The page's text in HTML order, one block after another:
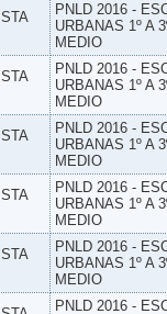
PNLD 2016 -
URBANAS 1º A
MEDIO
PNLD 2016 -
URBANAS 1º A
MEDIO
PNLD 2016 -
URBANAS 1º A
MEDIO
PNLD 2016 -
URBANAS 1º A
MEDIO
PNLD 2016 -
URBANAS 1º A
MEDIO
PNLD 2016 -